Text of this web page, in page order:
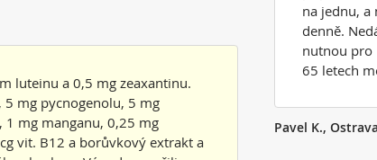
luteinu a 0,5 mg zeaxantinu.
mg pycnogenolu, 5 mg
mg manganu, 0,25 mg
vit. B12 a borůvkový extrakt a
na jednu, a
denně.
nutnou pro
65 letech
Pavel K.,